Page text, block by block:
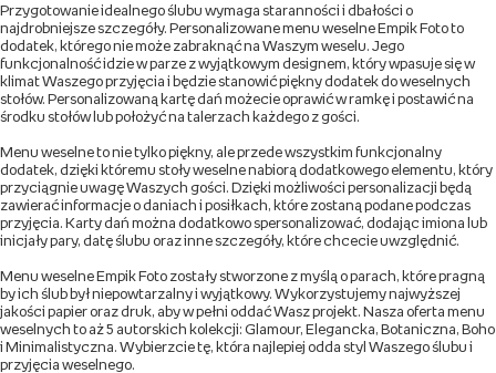
Przygotowanie idealnego ślubu wymaga staranności i dbałości o
najdrobniejsze szczegóły. Personalizowane menu weselne Empik Foto to
dodatek, którego nie może zabraknąć na Waszym weselu. Jego
funkcjonalność idzie w parze z wyjątkowym designem, który wpasuje się w
klimat Waszego przyjęcia i będzie stanowić piękny dodatek do weselnych
stołów. Personalizowaną kartę dań możecie oprawić w ramkę i postawić na
środku stołów lub położyć na talerzach każdego z gości.
Menu weselne to nie tylko piękny, ale przede wszystkim funkcjonalny
dodatek, dzięki któremu stoły weselne nabiorą dodatkowego elementu, który
przyciągnie uwagę Waszych gości. Dzięki możliwości personalizacji będą
zawierać informacje o daniach i posiłkach, które zostaną podane podczas
przyjęcia. Karty dań można dodatkowo spersonalizować, dodając imiona lub
inicjały pary, datę ślubu oraz inne szczegóły, które chcecie uwzględnić.
Menu weselne Empik Foto zostały stworzone z myślą o parach, które pragną
by ich ślub był niepowtarzalny i wyjątkowy. Wykorzystujemy najwyższej
jakości papier oraz druk, aby w pełni oddać Wasz projekt. Nasza oferta menu
weselnych to aż 5 autorskich kolekcji: Glamour, Elegancka, Botaniczna, Boho
i Minimalistyczna. Wybierzcie tę, która najlepiej odda styl Waszego ślubu i
przyjęcia weselnego.